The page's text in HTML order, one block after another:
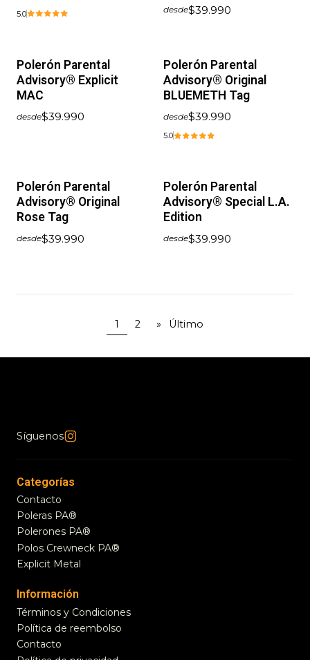
5.0 desde$39.990
Polerón Parental
Advisory® Explicit
MAC
desde$39.990
Polerón Parental
Advisory® Original
BLUEMETH Tag
desde$39.990
5.0
Polerón Parental
Advisory® Original
Rose Tag
desde$39.990
Polerón Parental
Advisory® Special L.A.
Edition
desde$39.990
1 2 » Último
Síguenos
Categorías
Contacto
Poleras PA®
Polerones PA®
Polos Crewneck PA®
Explicit Metal
Información
Términos y Condiciones
Política de reembolso
Contacto